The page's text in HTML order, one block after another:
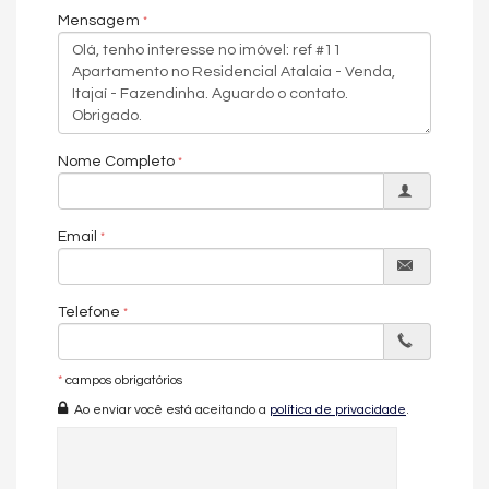
Ar Condicionado
Churrasqueira
Piso Porcelanato
Decorado
Acabamento em Gesso
Móveis Planejados
Sacada com Churrasqueira
Sala de Estar
Cozinha
Lavabo
Características do Empreendimento
Salão de Festas
Espaço Gourmet
Mensagem
Nome Completo
Email
Telefone
* campos obrigatórios
Ao enviar você está aceitando a política de privacidade